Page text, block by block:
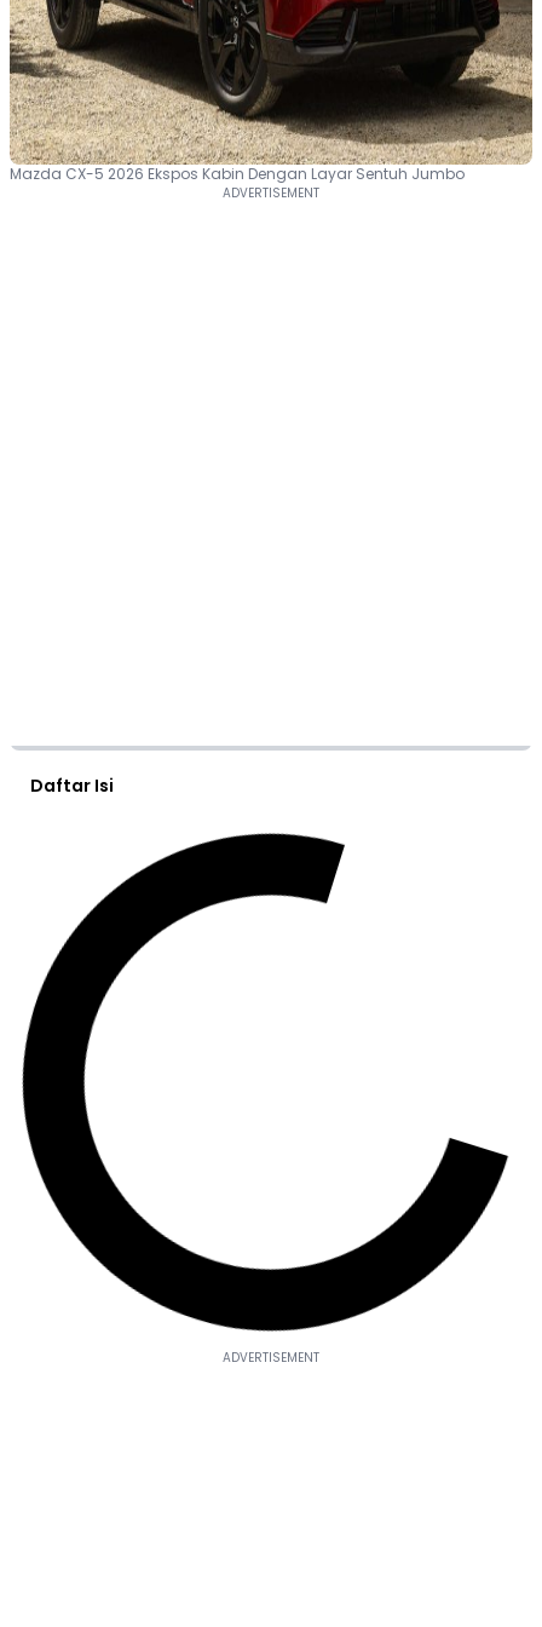
Mazda CX-5 2026 Ekspos Kabin Dengan Layar Sentuh Jumbo
Daftar Isi